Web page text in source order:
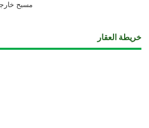
مسبح
خريطة العقار